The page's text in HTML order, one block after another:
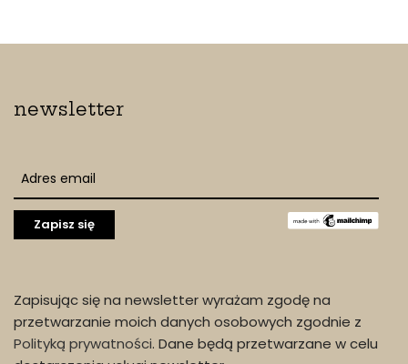
newsletter
Zapisując się na newsletter wyrażam zgodę na
przetwarzanie moich danych osobowych zgodnie z
Polityką prywatności. Dane będą przetwarzane w celu